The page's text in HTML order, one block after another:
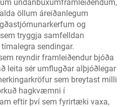
undanbuxumframleiðendum,
öllum áreiðanlegum
og
tryggja samfelldan
sendingar.
reyndir framleiðendur bjóða
leita sér umflugðar alþjóðlegar
sem breytast milli
hagkvæmni í
eftir því sem fyrirtæki vaxa,